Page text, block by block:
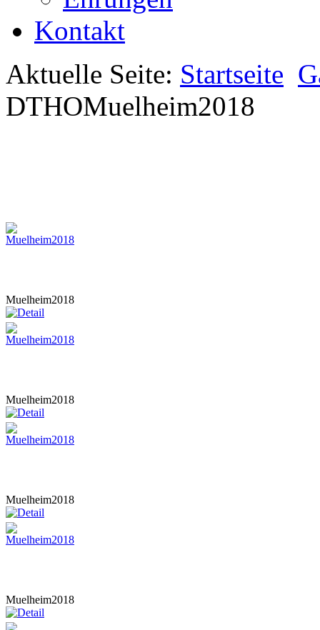
Kontakt
Aktuelle Seite: Startseite
DTHOMuelheim2018
Muelheim2018
Muelheim2018
Muelheim2018
Muelheim2018